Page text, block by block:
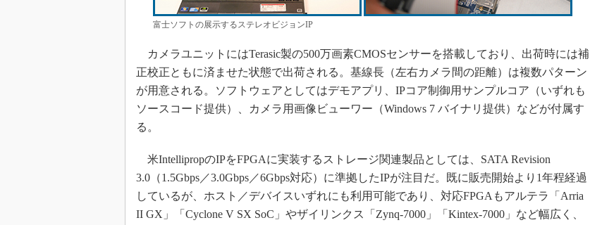
富士ソフトの展示するステレオビジョンIP
カメラユニットにはTerasic製の500万画素CMOSセンサーを搭載しており、出荷時には補
正校正ともに済ませた状態で出荷される。基線長（左右カメラ間の距離）は複数パターン
が用意される。ソフトウェアとしてはデモアプリ、IPコア制御用サンプルコア（いずれも
ソースコード提供）、カメラ用画像ビューワー（Windows 7 バイナリ提供）などが付属す
る。
米IntellipropのIPをFPGAに実装するストレージ関連製品としては、SATA Revision
3.0（1.5Gbps／3.0Gbps／6Gbps対応）に準拠したIPが注目だ。既に販売開始より1年程経過
しているが、ホスト／デバイスいずれにも利用可能であり、対応FPGAもアルテラ「Arria
II GX」「Cyclone V SX SoC」やザイリンクス「Zynq-7000」「Kintex-7000」など幅広く、